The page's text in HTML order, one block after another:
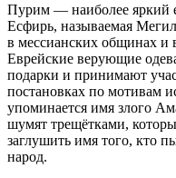
Пурим — наиболее яркий
Есфирь, называемая
в мессианских общинах и
Еврейские верующие
подарки и принимают
постановках по мотивам
упоминается имя злого
шумят трещётками,
заглушить имя того, кто
народ.